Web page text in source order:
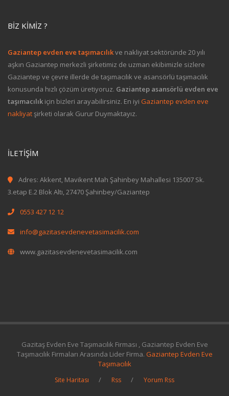
BIZ KIMIZ ?
Gaziantep evden eve taşımacılıkve nakliyat sektöründe 20 yılı
aşkın Gaziantep merkezli şirketimiz de uzman ekibimizle sizlere
Gaziantep ve çevre illerde de taşımacılık ve asansörlü taşımacılık
konusunda hızlı çözüm üretiyoruz. Gaziantep asansörlü evden eve
taşımacılık için bizleri arayabilirsiniz. En iyi Gaziantep evden eve
nakliyatşirketi olarak Gurur Duymaktayız.
İLETIŞIM
Adres: Akkent, Mavikent Mah Şahinbey Mahallesi 135007 Sk.
3.etap E.2 Blok Altı, 27470 Şahinbey/Gaziantep
0553 427 12 12
info@gazitasevdenevetasimacilik.com
www.gazitasevdenevetasimacilik.com
Gazitaş Evden Eve Taşımacılık Firması , Gaziantep Evden Eve
Taşımacılık Firmaları Arasında Lider Firma. Gaziantep Evden Eve
Taşımacılık
Site Haritası Rss Yorum Rss